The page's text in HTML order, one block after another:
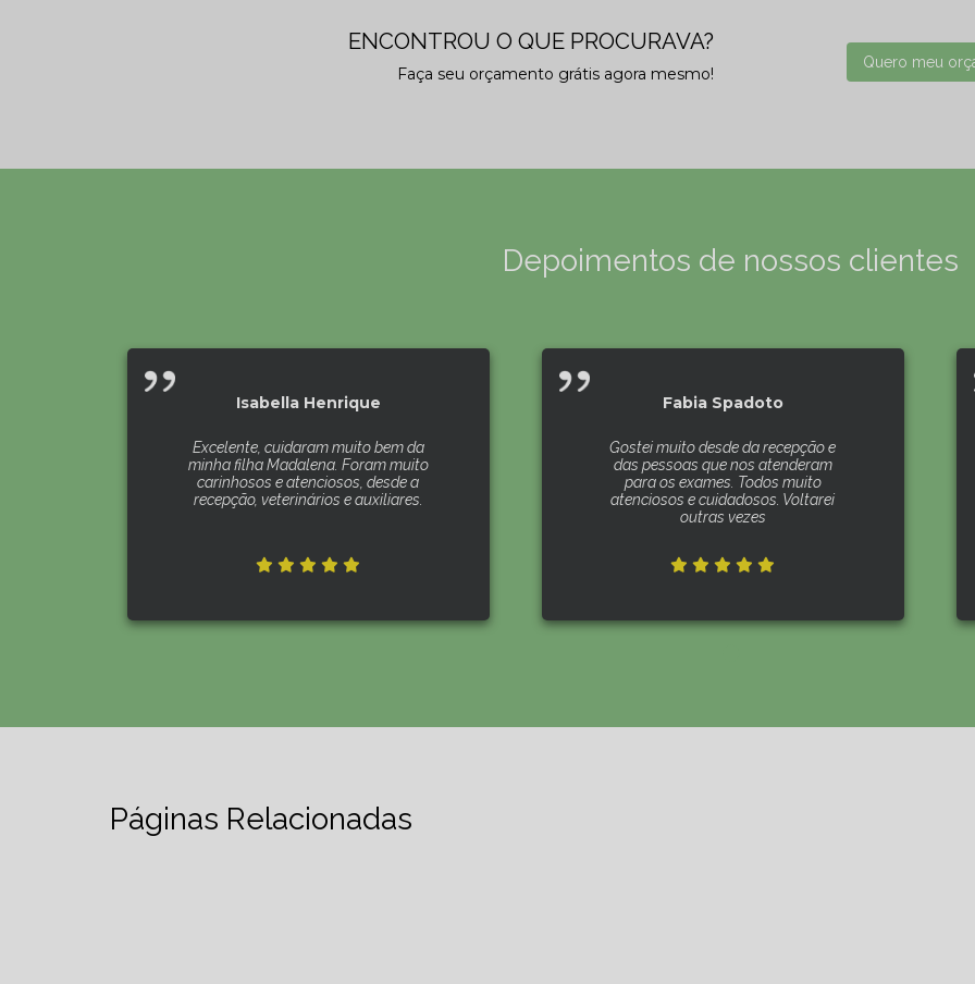
ENCONTROU O QUE PROCURAVA?
Faça seu orçamento grátis agora mesmo!
Quero meu
Depoimentos de nossos clientes
Isabella Henrique
Excelente, cuidaram muito bem da
minha filha Madalena. Foram muito
carinhosos e atenciosos, desde a
recepção, veterinários e auxiliares.
Fabia Spadoto
Gostei muito desde da recepção e
das pessoas que nos atenderam
para os exames. Todos muito
atenciosos e cuidadosos. Voltarei
outras vezes
Páginas Relacionadas